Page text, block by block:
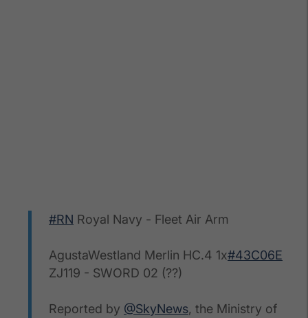
#RN Royal Navy - Fleet Air Arm
AgustaWestland Merlin HC.4 1x#43C06E
ZJ119 - SWORD 02 (??)
Reported by @SkyNews, the Ministry of